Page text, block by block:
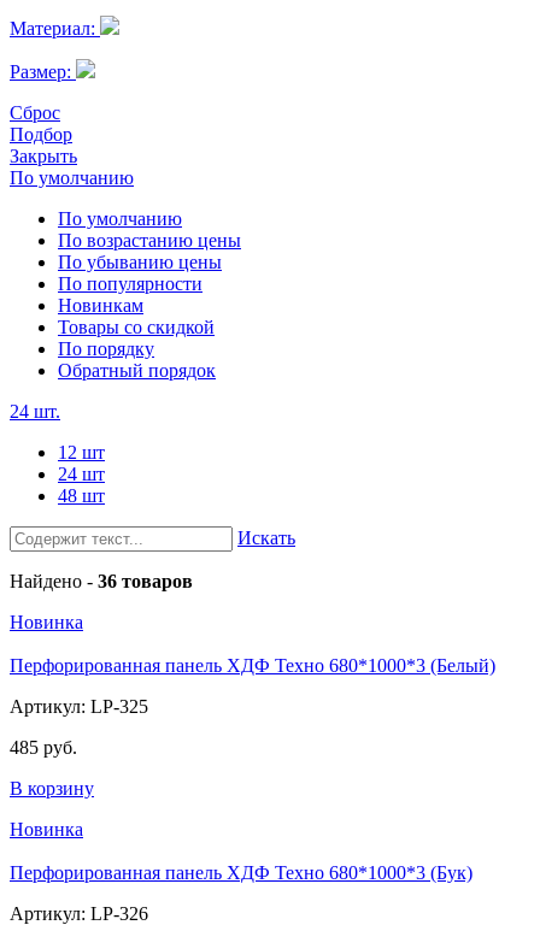
Материал:
Размер:
Сброс
Подбор
Закрыть
По умолчанию
По умолчанию
По возрастанию цены
По убыванию цены
По популярности
Новинкам
Товары со скидкой
По порядку
Обратный порядок
24 шт.
12 шт
24 шт
48 шт
Искать
Найдено - 36 товаров
Новинка
Перфорированная панель ХДФ Техно 680*1000*3 (Белый)
Артикул: LP-325
485 руб.
В корзину
Новинка
Перфорированная панель ХДФ Техно 680*1000*3 (Бук)
Артикул: LP-326